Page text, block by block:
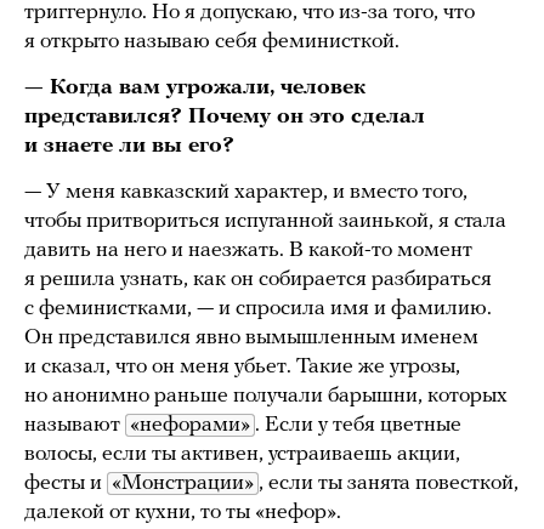
триггернуло. Но я допускаю, что из-за того, что
я открыто называю себя феминисткой.
— Когда вам угрожали, человек
представился? Почему он это сделал
и знаете ли вы его?
— У меня кавказский характер, и вместо того,
чтобы притвориться испуганной заинькой, я стала
давить на него и наезжать. В какой-то момент
я решила узнать, как он собирается разбираться
с феминистками, — и спросила имя и фамилию.
Он представился явно вымышленным именем
и сказал, что он меня убьет. Такие же угрозы,
но анонимно раньше получали барышни, которых
называют «нефорами» . Если у тебя цветные
волосы, если ты активен, устраиваешь акции,
фесты и «Монстрации» , если ты занята повесткой,
далекой от кухни, то ты «нефор».